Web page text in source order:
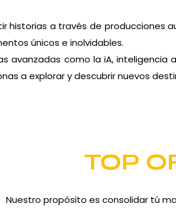
historias a través de producciones
únicos e inolvidables.
avanzadas como la iA,
a explorar y descubrir nuevos
TOP
Nuestro propósito es consolidar tú